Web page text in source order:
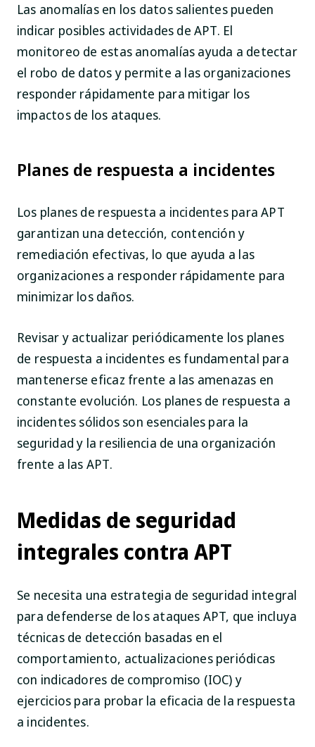
Las anomalías en los datos salientes pueden
indicar posibles actividades de APT. El
monitoreo de estas anomalías ayuda a detectar
el robo de datos y permite a las organizaciones
responder rápidamente para mitigar los
impactos de los ataques.
Planes de respuesta a incidentes
Los planes de respuesta a incidentes para APT
garantizan una detección, contención y
remediación efectivas, lo que ayuda a las
organizaciones a responder rápidamente para
minimizar los daños.
Revisar y actualizar periódicamente los planes
de respuesta a incidentes es fundamental para
mantenerse eficaz frente a las amenazas en
constante evolución. Los planes de respuesta a
incidentes sólidos son esenciales para la
seguridad y la resiliencia de una organización
frente a las APT.
Medidas de seguridad
integrales contra APT
Se necesita una estrategia de seguridad integral
para defenderse de los ataques APT, que incluya
técnicas de detección basadas en el
comportamiento, actualizaciones periódicas
con indicadores de compromiso (IOC) y
ejercicios para probar la eficacia de la respuesta
a incidentes.